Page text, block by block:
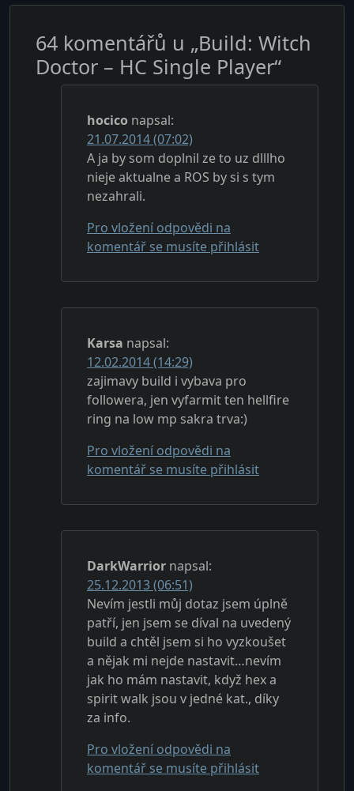
64 komentářů u „Build: Witch
Doctor – HC Single Player“
hocico napsal:
21.07.2014 (07:02)
A ja by som doplnil ze to uz dlllho
nieje aktualne a ROS by si s tym
nezahrali.
Pro vložení odpovědi na
komentář se musíte přihlásit
Karsa napsal:
12.02.2014 (14:29)
zajimavy build i vybava pro
followera, jen vyfarmit ten hellfire
ring na low mp sakra trva:)
Pro vložení odpovědi na
komentář se musíte přihlásit
DarkWarrior napsal:
25.12.2013 (06:51)
Nevím jestli můj dotaz jsem úplně
patří, jen jsem se díval na uvedený
build a chtěl jsem si ho vyzkoušet
a nějak mi nejde nastavit…nevím
jak ho mám nastavit, když hex a
spirit walk jsou v jedné kat., díky
za info.
Pro vložení odpovědi na
komentář se musíte přihlásit